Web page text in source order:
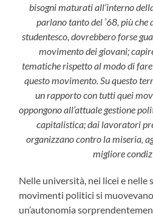
bisogni maturati all’interno
parlanotanto del ’68, più
studentesco, dovrebbero forse
movimento dei giovani;
tematiche rispetto almodo di
questo movimento. Su questo
un rapporto con tutti quei
oppongono all’attuale gestione
capitalistica; dai lavoratori
organizzano contro la miseria,
migliore
Nelle università, nei licei e nelle
movimenti politici si
un’autonomia